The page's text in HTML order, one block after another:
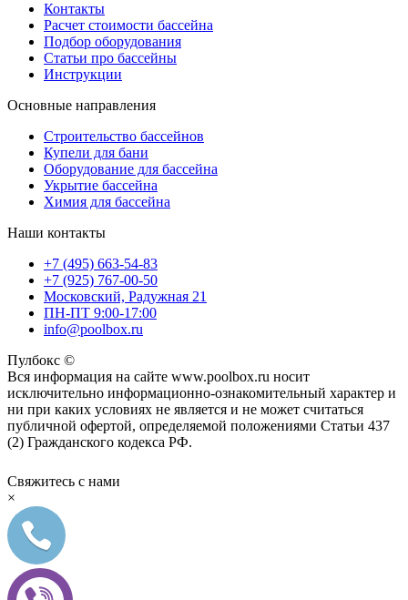
Контакты
Расчет стоимости бассейна
Подбор оборудования
Статьи про бассейны
Инструкции
Основные направления
Строительство бассейнов
Купели для бани
Оборудование для бассейна
Укрытие бассейна
Химия для бассейна
Наши контакты
+7 (495) 663-54-83
+7 (925) 767-00-50
Московский, Радужная 21
ПН-ПТ 9:00-17:00
info@poolbox.ru
Пулбокс ©
Вся информация на сайте www.poolbox.ru носит
исключительно информационно-ознакомительный характер и
ни при каких условиях не является и не может считаться
публичной офертой, определяемой положениями Статьи 437
(2) Гражданского кодекса РФ.
Свяжитесь с нами
×